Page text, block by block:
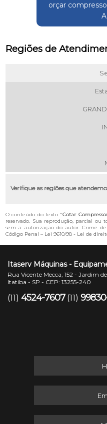
orçar
Regiões de
Verifique as regiões que
O conteúdo do texto "Cotar
reservado. Sua reprodução, parcial ou
sem a autorização do autor. Crime
Código Penal – Lei 9610/98 - Lei de
Itaserv Máquinas -
Rua Vicente Mecca, 152 - Jardim
Itatiba - SP - CEP: 13255-240
(11) 4524-7607 (11)